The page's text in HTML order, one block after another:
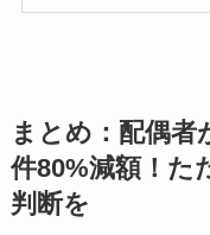
まとめ：配偶者
件80%減額！た
判断を